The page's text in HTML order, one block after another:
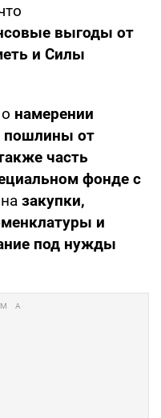
выгоды от
и Силы
намерении
пошлины от
часть
фонде с
закупки,
и
под нужды